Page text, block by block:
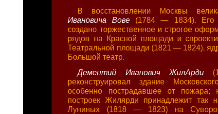
В восстановлении Москвы
Ивановича Вове (1784 — 1834). Его
создано торжественное и строгое
рядов на Красной площади и
Театральной площади (1821 — 1824),
Большой театр.
Дементий Иванович ЖилАрди
реконструировал здание
особенно пострадавшее от пожара;
построек Жилярди принадлежит так
Луниных (1818 — 1823) на